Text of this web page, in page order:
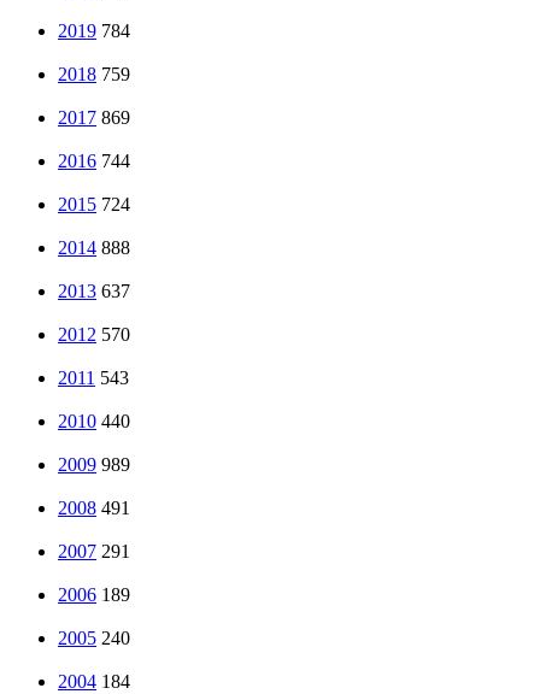
2019 784
2018 759
2017 869
2016 744
2015 724
2014 888
2013 637
2012 570
2011 543
2010 440
2009 989
2008 491
2007 291
2006 189
2005 240
2004 184